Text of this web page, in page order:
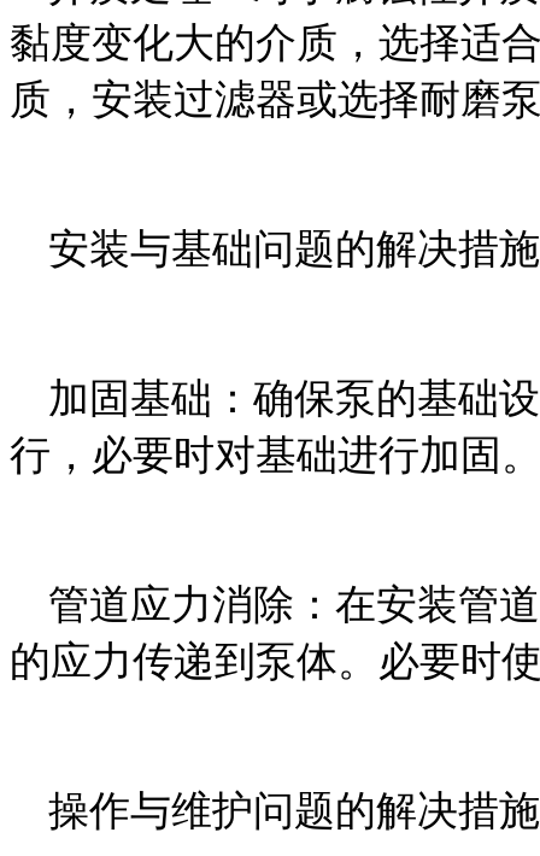
黏度变化大的介质，选择适
质，安装过滤器或选择耐磨
安装与基础问题的解决措施
加固基础：确保泵的基础
行，必要时对基础进行加固
管道应力消除：在安装管
的应力传递到泵体。必要时
操作与维护问题的解决措施